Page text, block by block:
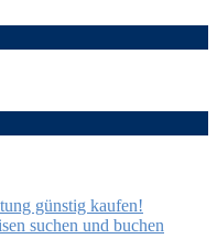
günstig kaufen!
suchen und buchen